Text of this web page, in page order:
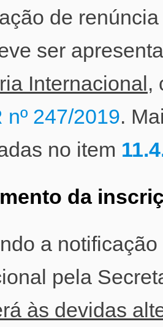
de
ser
Internacional,
nº 247/2019.
no item
da
a
pela
às devidas